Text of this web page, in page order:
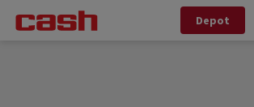
Depot